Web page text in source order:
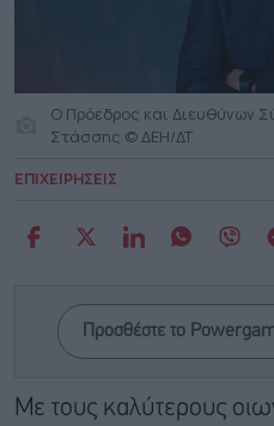
Ο Πρόεδρος και Διευθύνων
Στάσσης © ΔΕΗ/ΔΤ
ΕΠΙΧΕΙΡΗΣΕΙΣ
Προσθέστε το
Με τους καλύτερους